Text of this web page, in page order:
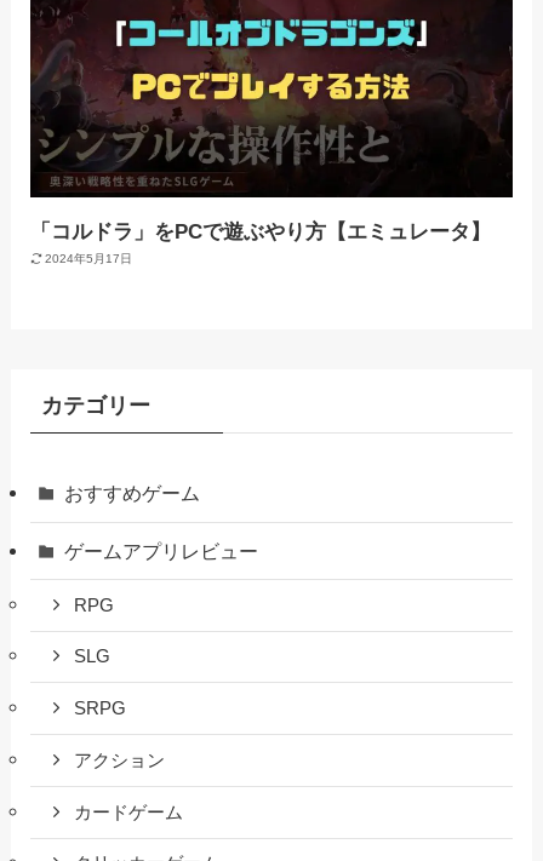
「コルドラ」をPCで遊ぶやり方【エミュレータ】
2024年5月17日
カテゴリー
おすすめゲーム
ゲームアプリレビュー
RPG
SLG
SRPG
アクション
カードゲーム